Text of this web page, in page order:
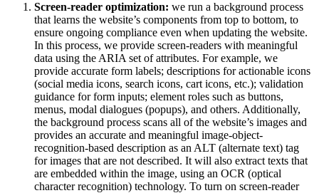
Screen-reader optimization: we run a background process
that learns the website’s components from top to bottom, to
ensure ongoing compliance even when updating the website.
In this process, we provide screen-readers with meaningful
data using the ARIA set of attributes. For example, we
provide accurate form labels; descriptions for actionable icons
(social media icons, search icons, cart icons, etc.); validation
guidance for form inputs; element roles such as buttons,
menus, modal dialogues (popups), and others. Additionally,
the background process scans all of the website’s images and
provides an accurate and meaningful image-object-
recognition-based description as an ALT (alternate text) tag
for images that are not described. It will also extract texts that
are embedded within the image, using an OCR (optical
character recognition) technology. To turn on screen-reader